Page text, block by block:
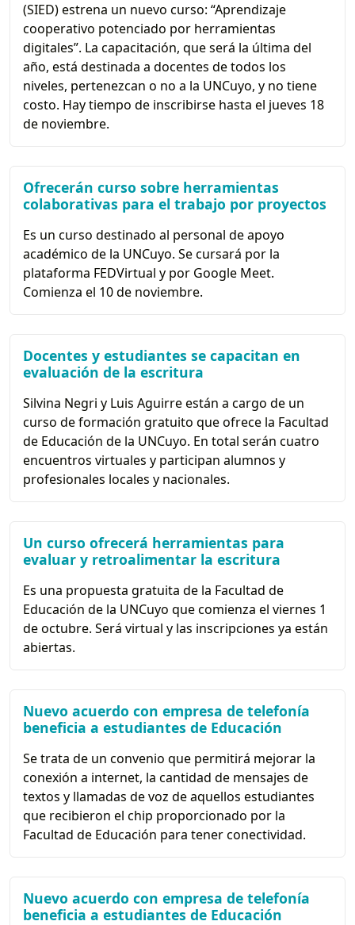
(SIED) estrena un nuevo curso: “Aprendizaje
cooperativo potenciado por herramientas
digitales”. La capacitación, que será la última del
año, está destinada a docentes de todos los
niveles, pertenezcan o no a la UNCuyo, y no tiene
costo. Hay tiempo de inscribirse hasta el jueves 18
de noviembre.
Ofrecerán curso sobre herramientas
colaborativas para el trabajo por proyectos
Es un curso destinado al personal de apoyo
académico de la UNCuyo. Se cursará por la
plataforma FEDVirtual y por Google Meet.
Comienza el 10 de noviembre.
Docentes y estudiantes se capacitan en
evaluación de la escritura
Silvina Negri y Luis Aguirre están a cargo de un
curso de formación gratuito que ofrece la Facultad
de Educación de la UNCuyo. En total serán cuatro
encuentros virtuales y participan alumnos y
profesionales locales y nacionales.
Un curso ofrecerá herramientas para
evaluar y retroalimentar la escritura
Es una propuesta gratuita de la Facultad de
Educación de la UNCuyo que comienza el viernes 1
de octubre. Será virtual y las inscripciones ya están
abiertas.
Nuevo acuerdo con empresa de telefonía
beneficia a estudiantes de Educación
Se trata de un convenio que permitirá mejorar la
conexión a internet, la cantidad de mensajes de
textos y llamadas de voz de aquellos estudiantes
que recibieron el chip proporcionado por la
Facultad de Educación para tener conectividad.
Nuevo acuerdo con empresa de telefonía
beneficia a estudiantes de Educación